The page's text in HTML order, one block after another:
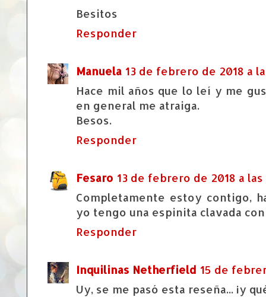
Besitos
Responder
Manuela 13 de febrero de 2018 a
Hace mil años que lo leí y me
en general me atraiga.
Besos.
Responder
Fesaro 13 de febrero de 2018 a las
Completamente estoy contigo,
yo tengo una espinita clavada
Responder
Inquilinas Netherfield 15 de
Uy, se me pasó esta reseña... ¡y